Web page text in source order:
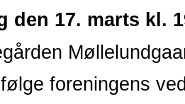
den 17. marts kl.
foreningens